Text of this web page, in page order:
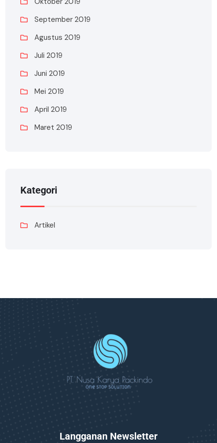
September 2019
Agustus 2019
Juli 2019
Juni 2019
Mei 2019
April 2019
Maret 2019
Kategori
Artikel
Langganan Newsletter